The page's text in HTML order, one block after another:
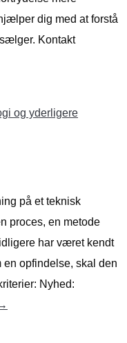
dig med at forstå
Kontakt
på et teknisk
proces, en metode
har været kendt
en opfindelse, skal den
Nyhed: